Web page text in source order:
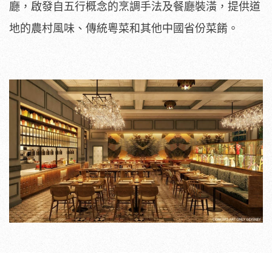
廳，啟發自五行概念的烹調手法及餐廳裝潢，提供道
地的農村風味、傳統粵菜和其他中國省份菜餚。